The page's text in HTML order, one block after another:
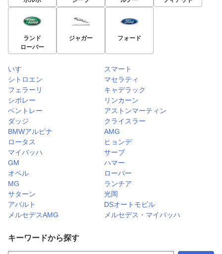
ランド
ローバー
ジャガー フォード
いすゞ
スマート
シトロエン
マセラティ
フェラーリ
キャデラック
シボレー
リンカーン
ベントレー
アストンマーティン
ダッジ
クライスラー
BMWアルピナ
AMG
ロータス
ヒョンデ
マイバッハ
サーブ
GM
ハマー
オペル
ローバー
MG
ランチア
サターン
光岡
アバルト
DSオートモビル
メルセデスAMG
メルセデス・マイバッハ
キーワードから探す